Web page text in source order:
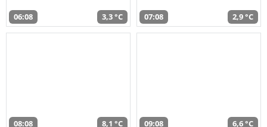
06:08 3,3 °C 07:08 2,9 °C
08:08 8,1 °C 09:08 6,6 °C